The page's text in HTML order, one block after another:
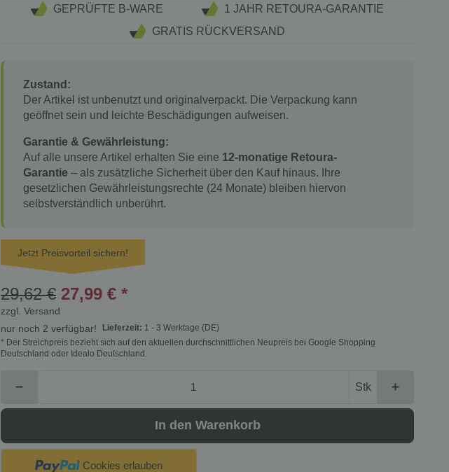
GEPRÜFTE B-WARE
1 JAHR RETOURA-GARANTIE
GRATIS RÜCKVERSAND
Zustand:
Der Artikel ist unbenutzt und originalverpackt. Die Verpackung kann
geöffnet sein und leichte Beschädigungen aufweisen.
Garantie & Gewährleistung:
Auf alle unsere Artikel erhalten Sie eine 12-monatige Retoura-
Garantie – als zusätzliche Sicherheit über den Kauf hinaus. Ihre
gesetzlichen Gewährleistungsrechte (24 Monate) bleiben hiervon
selbstverständlich unberührt.
Jetzt Preisvorteil sichern!
29,62 € 27,99 € *
zzgl. Versand
nur noch 2 verfügbar!
Lieferzeit: 1 - 3 Werktage (DE)
* Der Streichpreis bezieht sich auf den aktuellen durchschnittlichen Neupreis bei Google Shopping
Deutschland oder Idealo Deutschland.
Stk
In den Warenkorb
Cookies erlauben